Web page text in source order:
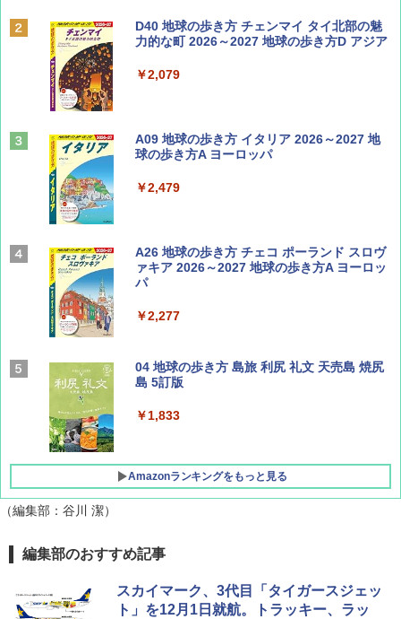
BE-PAL(ビ-パル) 2026年 9 月号【特別付録:
SOTO ミニマル"旅"財布 ランダム2種】
￥1,500
ディズニーファン ２０２６年 ９月号 [雑
誌] (ＤＩＳＮＥＹ ＦＡＮ)
￥713
山と溪谷 2026年8月号「南アルプス大全」
￥1,540
サライ 2026年 9月号 [雑誌]
D40 地球の歩き方 チェンマイ タイ北部の魅
力的な町 2026～2027 地球の歩き方D アジア
￥2,079
A09 地球の歩き方 イタリア 2026～2027 地
球の歩き方A ヨーロッパ
￥2,479
A26 地球の歩き方 チェコ ポーランド スロヴ
ァキア 2026～2027 地球の歩き方A ヨーロッ
パ
￥2,277
04 地球の歩き方 島旅 利尻 礼文 天売島 焼尻
島 5訂版
￥1,833
Amazonランキングをもっと見る
[キャンパーズコレクション 山善] ポップアッ
プテント 傘みたいに広げて畳める パッとサ
ッとサンシェード キューブ フルクローズ メ
ッシュ 簡単設置 ワンタッチテント キャンプ
&ハイキング カーキ PATC-150(KH)
DEWEL パラソル 大型 ビーチ アウトドアパ
ラソル ガーデン サイトシート付 折りたたみ
防水 UVカット 4段階高さ調整 軽量 収納袋付
き
（編集部：谷川 潔）
編集部のおすすめ記事
スカイマーク、3代目「タイガースジェッ
ト」を12月1日就航。トラッキー、ラッ